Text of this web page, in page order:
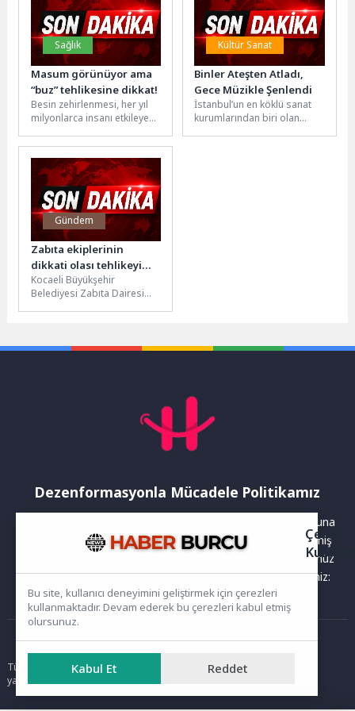
Sağlık
Masum görünüyor ama
“buz” tehlikesine dikkat!
Besin zehirlenmesi, her yıl
milyonlarca insanı etkileyen
sorunu olmayı sürdürüyor.
Dünya...
Kültür Sanat
Binler Ateşten Atladı,
Gece Müzikle Şenlendi
İstanbul’un en köklü sanat
kurumlarından biri olan
Gündem
Zabıta ekiplerinin
dikkati olası tehlikeyi
önledi
Kocaeli Büyükşehir
Belediyesi Zabıta Dairesi
Dezenformasyonla Mücadele Politikamız
Yayınlanan haberler doğruluk ilkesi gözetilerek hazırlanır. Buna
rağmen bazı içeriklerde eksik, hatalı veya güncelliğini yitirmiş
bilgiler bulunabilir.Yanlış veya yanıltıcı olduğunu düşündüğünüz
haberleri aşağıdaki iletişim kanallarından bize bildirebilirsiniz:
Ana Sayfa
Tüm hakları saklıdır. Sitede yer alan içerikler izinsiz kopyalanamaz,
yayımlanamaz ve kullanılamaz.
Çerez
Bu site, kullanıcı deneyimini geliştirmek için çerezleri
kullanmaktadır. Devam ederek bu çerezleri kabul etmiş
olursunuz.
Kabul Et Reddet